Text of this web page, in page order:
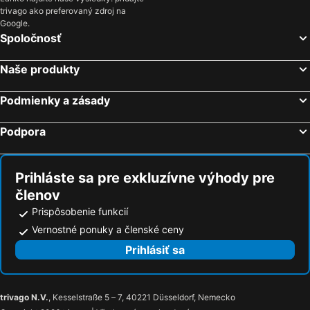
Hotely Wandsworth
Hotely St Albans
Hotely Newquay
Hotely Portsmouth
Hotely Redbridge
Hotely Colchester
Hotely Barking
Hotely Sheffield
trivago ako preferovaný zdroj na
Google.
Spoločnosť
Naše produkty
Podmienky a zásady
Podpora
Prihláste sa pre exkluzívne výhody pre
členov
Prispôsobenie funkcií
Vernostné ponuky a členské ceny
Prihlásiť sa
trivago N.V., Kesselstraße 5 – 7, 40221 Düsseldorf, Nemecko